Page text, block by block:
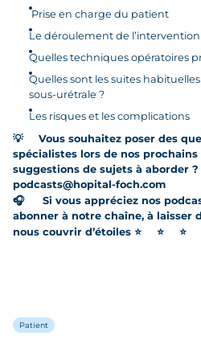
Prise en charge du patient
Le déroulement de l’intervention
Quelles techniques opératoires
Quelles sont les suites
sous-urétrale ?
Les risques et les complications
💡
Vous souhaitez poser des
spécialistes lors de nos prochains
suggestions de sujets à aborder ?
podcasts@hopital-foch.com
🎧
Si vous appréciez nos
abonner à notre chaîne, à laisser
nous couvrir d’étoiles ⭐ ⭐ ⭐
Patient